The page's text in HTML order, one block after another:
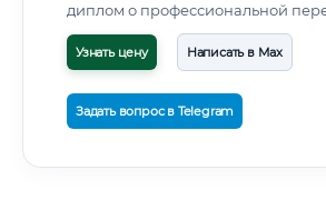
диплом о профессиональной
Узнать цену Написать в Max
Задать вопрос в Telegram